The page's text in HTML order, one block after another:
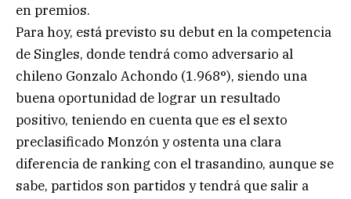
en premios.
Para hoy, está previsto su debut en la competencia
de Singles, donde tendrá como adversario al
chileno Gonzalo Achondo (1.968°), siendo una
buena oportunidad de lograr un resultado
positivo, teniendo en cuenta que es el sexto
preclasificado Monzón y ostenta una clara
diferencia de ranking con el trasandino, aunque se
sabe, partidos son partidos y tendrá que salir a